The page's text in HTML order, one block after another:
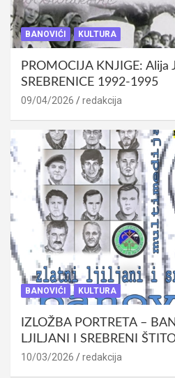
BANOVIĆI KULTURA
PROMOCIJA KNJIGE: Alija
SREBRENICE 1992-1995
09/04/2026 redakcija
BANOVIĆI KULTURA
IZLOŽBA PORTRETA –
LJILJANI I SREBRENI
10/03/2026 redakcija